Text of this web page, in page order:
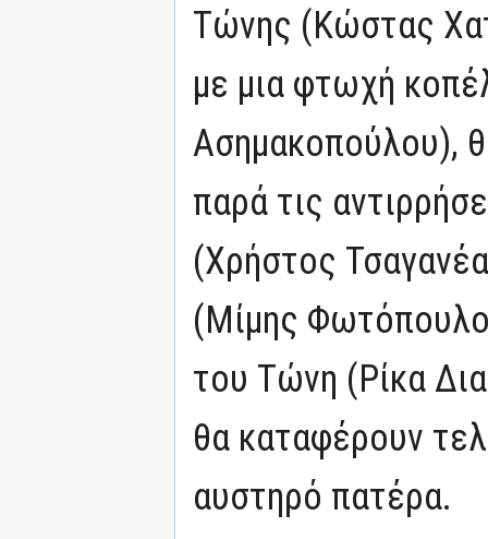
Τώνης (Κώστας
με μια φτωχή
Ασημακοπούλου),
παρά τις
(Χρήστος
(Μίμης
του Τώνη (Ρίκα
θα καταφέρουν
αυστηρό πατέρα.